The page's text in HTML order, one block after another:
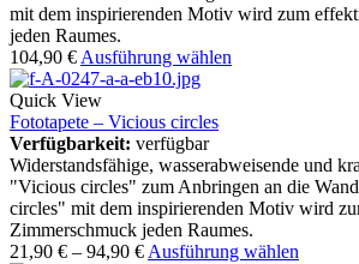
mit dem inspirierenden Motiv wird zum
jeden Raumes.
104,90 € Ausführung wählen
Quick View
Fototapete – Vicious circles
Verfügbarkeit: verfügbar
Widerstandsfähige, wasserabweisende und
"Vicious circles" zum Anbringen an die
circles" mit dem inspirierenden Motiv wird
Zimmerschmuck jeden Raumes.
21,90 € – 94,90 € Ausführung wählen